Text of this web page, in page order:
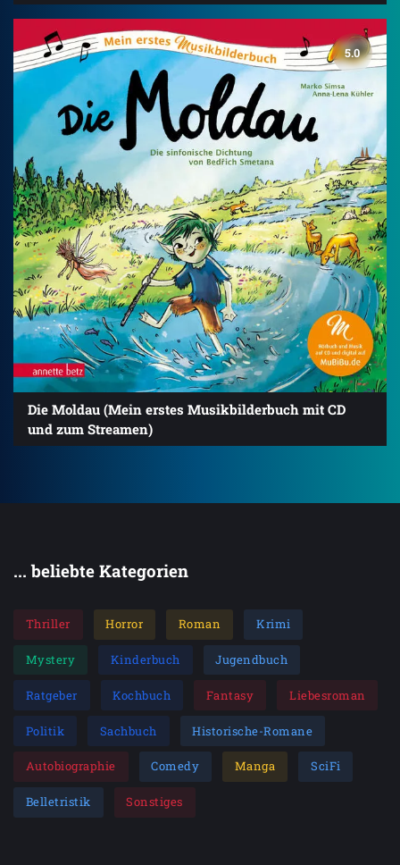
5.0
Die Moldau (Mein erstes Musikbilderbuch mit CD
und zum Streamen)
... beliebte Kategorien
Thriller Horror Roman Krimi
Mystery Kinderbuch Jugendbuch
Ratgeber Kochbuch Fantasy Liebesroman
Politik Sachbuch Historische-Romane
Autobiographie Comedy Manga SciFi
Belletristik Sonstiges